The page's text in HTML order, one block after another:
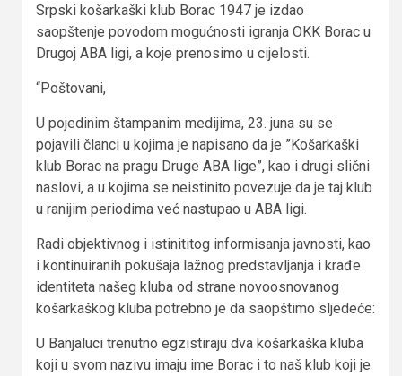
Srpski košarkaški klub Borac 1947 je izdao
saopštenje povodom mogućnosti igranja OKK Borac u
Drugoj ABA ligi, a koje prenosimo u cijelosti.
“Poštovani,
U pojedinim štampanim medijima, 23. juna su se
pojavili članci u kojima je napisano da je ”Košarkaški
klub Borac na pragu Druge ABA lige”, kao i drugi slični
naslovi, a u kojima se neistinito povezuje da je taj klub
u ranijim periodima već nastupao u ABA ligi.
Radi objektivnog i istinititog informisanja javnosti, kao
i kontinuiranih pokušaja lažnog predstavljanja i krađe
identiteta našeg kluba od strane novoosnovanog
košarkaškog kluba potrebno je da saopštimo sljedeće:
U Banjaluci trenutno egzistiraju dva košarkaška kluba
koji u svom nazivu imaju ime Borac i to naš klub koji je